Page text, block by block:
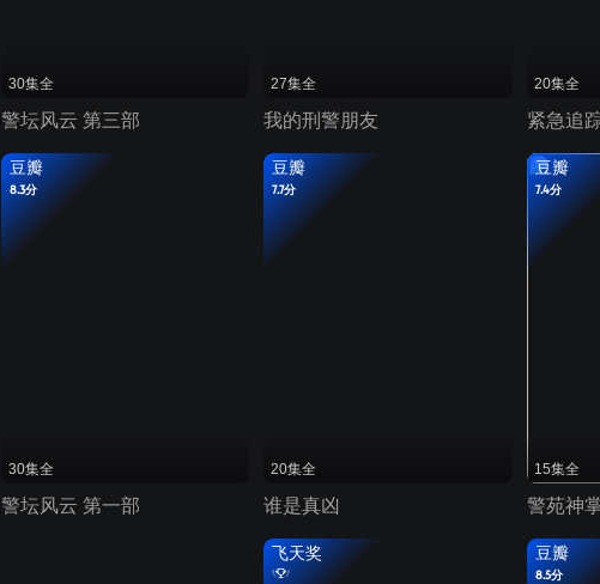
30集全
警坛风云 第三部
27集全
我的刑警朋友
20集全
紧急追
豆瓣
8.3分
30集全
警坛风云 第一部
豆瓣
7.7分
20集全
谁是真凶
豆瓣
7.4分
15集全
警苑神
飞天奖 豆瓣
8.5分